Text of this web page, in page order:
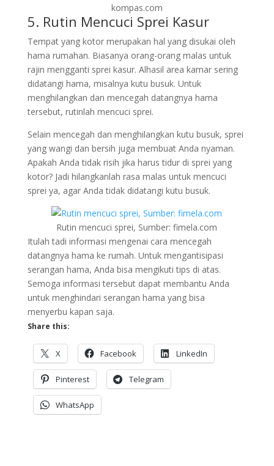
kompas.com
5. Rutin Mencuci Sprei Kasur
Tempat yang kotor merupakan hal yang disukai oleh
hama rumahan. Biasanya orang-orang malas untuk
rajin mengganti sprei kasur. Alhasil area kamar sering
didatangi hama, misalnya kutu busuk. Untuk
menghilangkan dan mencegah datangnya hama
tersebut, rutinlah mencuci sprei.
Selain mencegah dan menghilangkan kutu busuk, sprei
yang wangi dan bersih juga membuat Anda nyaman.
Apakah Anda tidak risih jika harus tidur di sprei yang
kotor? Jadi hilangkanlah rasa malas untuk mencuci
sprei ya, agar Anda tidak didatangi kutu busuk.
Rutin mencuci sprei, Sumber: fimela.com
Itulah tadi informasi mengenai cara mencegah
datangnya hama ke rumah. Untuk mengantisipasi
serangan hama, Anda bisa mengikuti tips di atas.
Semoga informasi tersebut dapat membantu Anda
untuk menghindari serangan hama yang bisa
menyerbu kapan saja.
Share this:
X Facebook LinkedIn
Pinterest Telegram
WhatsApp